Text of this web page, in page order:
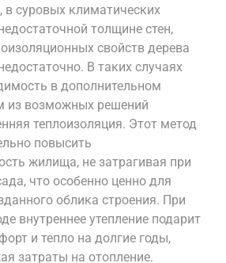
в суровых климатических
толщине стен,
свойств дерева
В таких случаях
в дополнительном
из возможных решений
теплоизоляция. Этот метод
повысить
жилища, не затрагивая при
что особенно ценно для
облика строения. При
внутреннее утепление подарит
и тепло на долгие годы,
затраты на отопление.